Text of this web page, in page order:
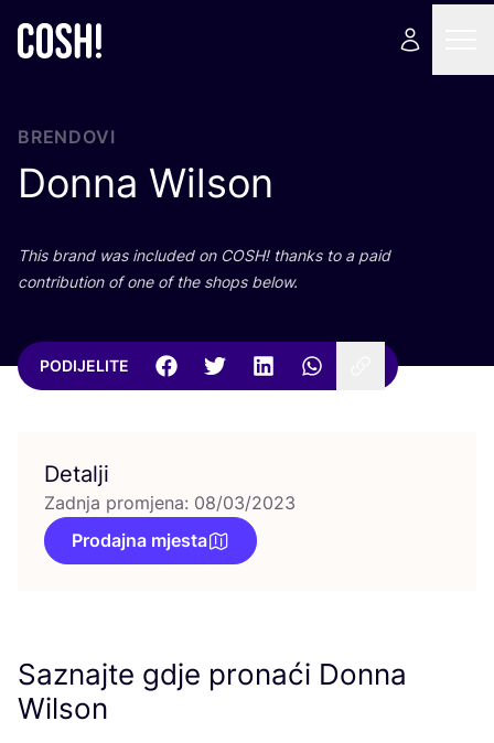
BRENDOVI
Donna Wilson
This brand was inclu­ded on COSH! than­ks to a paid
con­tri­bu­ti­on of one of the shops below.
PODIJELITE
Detalji
Zadnja promjena: 08/03/2023
Prodajna mjesta
Saznajte gdje pronaći Donna
Wilson